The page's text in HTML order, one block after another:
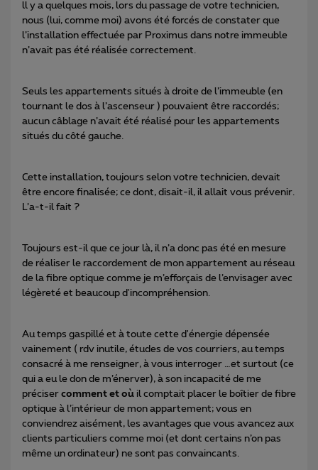
ll y a quelques mois, lors du passage de votre technicien,
nous (lui, comme moi) avons été forcés de constater que
l’installation effectuée par Proximus dans notre immeuble
n’avait pas été réalisée correctement.
Seuls les appartements situés à droite de l’immeuble (en
tournant le dos à l’ascenseur ) pouvaient être raccordés;
aucun câblage n’avait été réalisé pour les appartements
situés du côté gauche.
Cette installation, toujours selon votre technicien, devait
être encore finalisée; ce dont, disait-il, il allait vous prévenir.
L’a-t-il fait ?
Toujours est-il que ce jour là, il n’a donc pas été en mesure
de réaliser le raccordement de mon appartement au réseau
de la fibre optique comme je m’efforçais de l’envisager avec
légèreté et beaucoup d'incompréhension.
Au temps gaspillé et à toute cette d'énergie dépensée
vainement ( rdv inutile, études de vos courriers, au temps
consacré à me renseigner, à vous interroger …et surtout (ce
qui a eu le don de m’énerver), à son incapacité de me
préciser comment et où il comptait placer le boîtier de fibre
optique à l’intérieur de mon appartement; vous en
conviendrez aisément, les avantages que vous avancez aux
clients particuliers comme moi (et dont certains n’on pas
même un ordinateur) ne sont pas convaincants.